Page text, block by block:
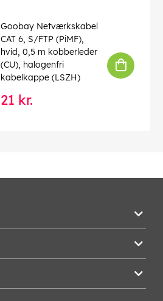
Goobay Netværkskabel
CAT 6, S/FTP (PiMF),
hvid, 0,5 m kobberleder
(CU), halogenfri
kabelkappe (LSZH)
21 kr.